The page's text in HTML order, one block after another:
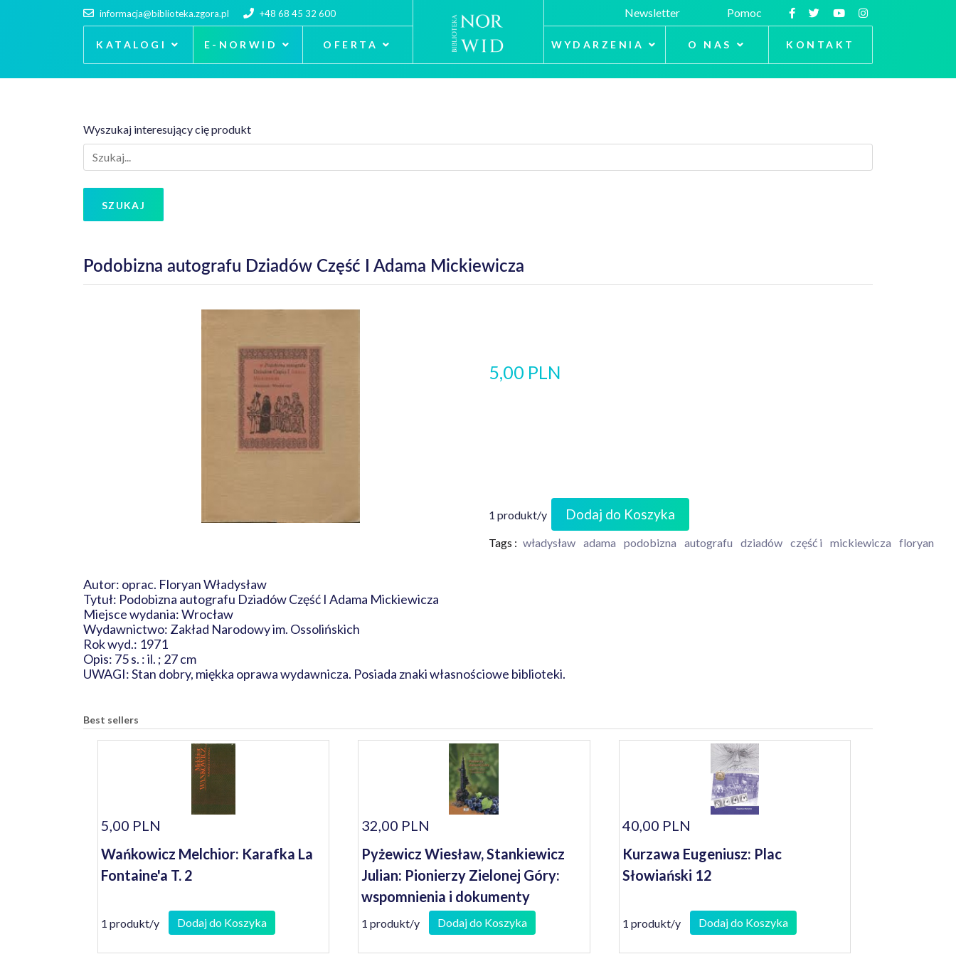
informacja@biblioteka.zgora.pl +48 68 45 32 600
KATALOGI E-NORWID OFERTA
Newsletter Pomoc
WYDARZENIA O NAS KONTAKT
Wyszukaj interesujący cię produkt
SZUKAJ
Podobizna autografu Dziadów Część I Adama Mickiewicza
5,00 PLN
1 produkt/y Dodaj do Koszyka
Tags : władysław adama podobizna autografu dziadów część i mickiewicza floryan
Autor: oprac. Floryan Władysław
Tytuł: Podobizna autografu Dziadów Część I Adama Mickiewicza
Miejsce wydania: Wrocław
Wydawnictwo: Zakład Narodowy im. Ossolińskich
Rok wyd.: 1971
Opis: 75 s. : il. ; 27 cm
UWAGI: Stan dobry, miękka oprawa wydawnicza. Posiada znaki własnościowe biblioteki.
Best sellers
5,00 PLN
Wańkowicz Melchior: Karafka La
Fontaine'a T. 2
1 produkt/y Dodaj do Koszyka
32,00 PLN
Pyżewicz Wiesław, Stankiewicz
Julian: Pionierzy Zielonej Góry:
wspomnienia i dokumenty
1 produkt/y Dodaj do Koszyka
40,00 PLN
Kurzawa Eugeniusz: Plac
Słowiański 12
1 produkt/y Dodaj do Koszyka